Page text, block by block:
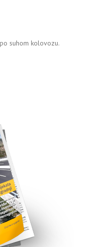
suhom kolovozu.